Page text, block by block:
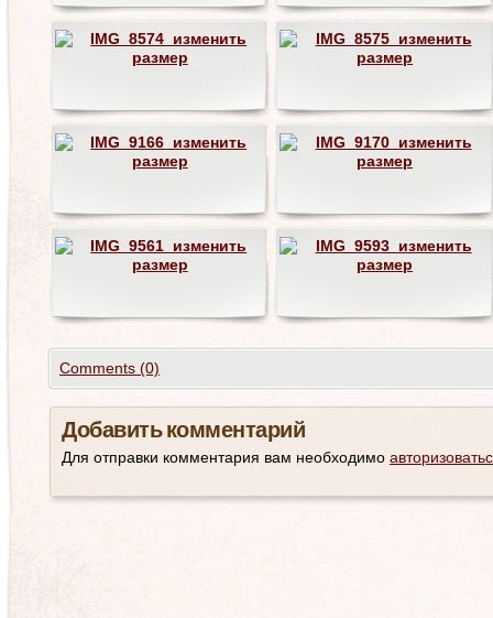
Comments (0)
Добавить комментарий
Для отправки комментария вам необходимо